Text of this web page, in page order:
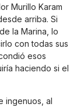
Murillo Karam
arriba. Si
la Marina, lo
con todas sus
esos
haciendo si el
ingenuos, al